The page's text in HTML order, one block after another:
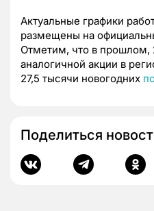
Актуальные графики
размещены на
Отметим, что в прошлом,
аналогичной акции в
27,5 тысячи новогодних
Поделиться